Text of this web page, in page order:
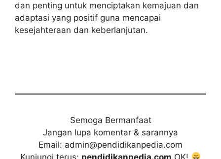
dan penting untuk menciptakan kemajuan dan
adaptasi yang positif guna mencapai
kesejahteraan dan keberlanjutan.
Semoga Bermanfaat
Jangan lupa komentar & sarannya
Email: admin@pendidikanpedia.com
Kunjungi terus: pendidikanpedia.com OK!